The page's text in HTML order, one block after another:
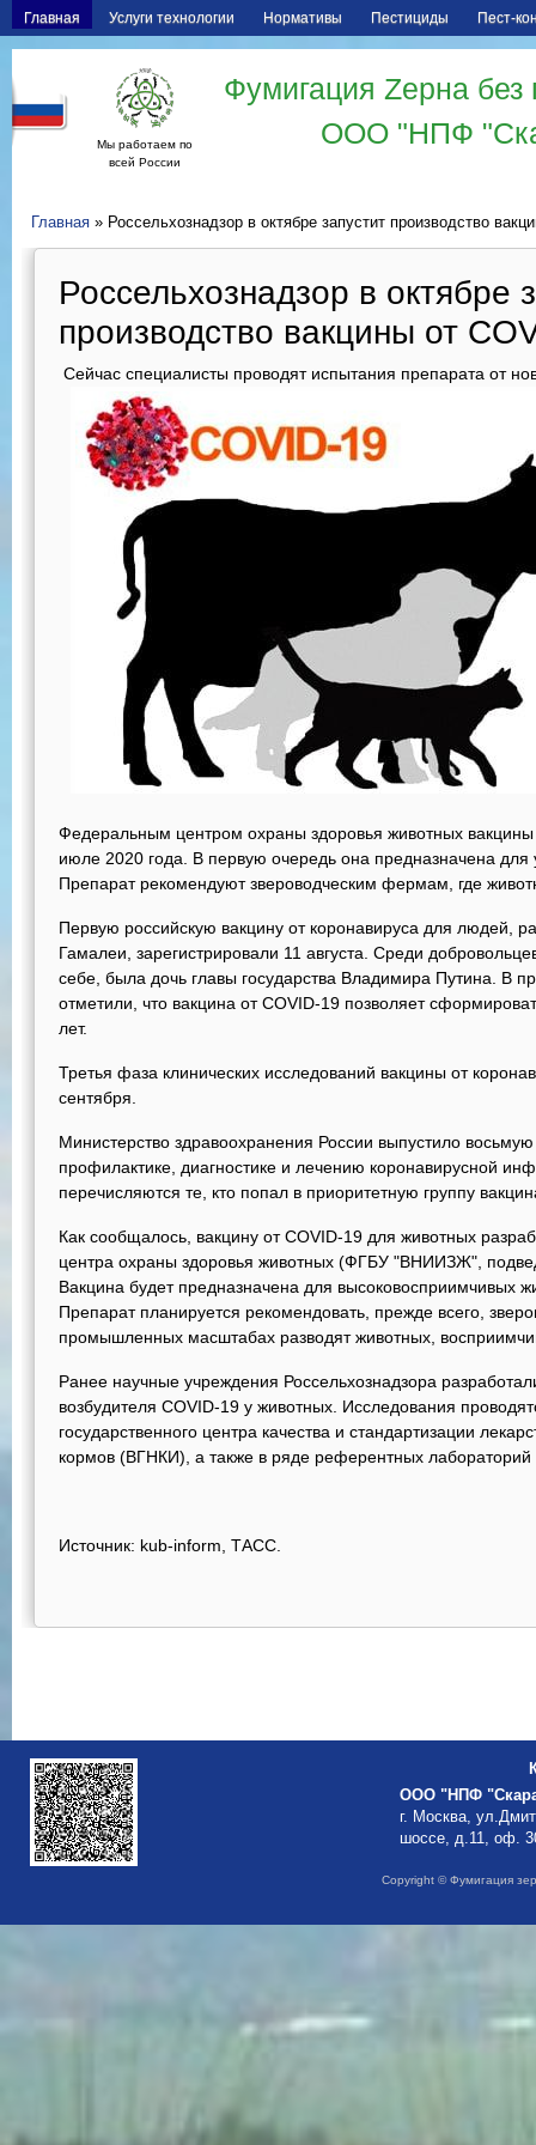
Главная Услуги технологии Нормативы Пестициды Пест-
Мы работаем по
всей России
Фумигация Zерна
ООО "НПФ
Главная » Россельхознадзор в октябре запустит производство
Россельхознадзор в октябре
производство вакцины от
Сейчас специалисты проводят испытания препарата от
Федеральным центром охраны здоровья животных вакцины
июле 2020 года. В первую очередь она предназначена для
Препарат рекомендуют звероводческим фермам, где
Первую российскую вакцину от коронавируса для людей,
Гамалеи, зарегистрировали 11 августа. Среди
себе, была дочь главы государства Владимира Путина. В
отметили, что вакцина от COVID-19 позволяет
лет.
Третья фаза клинических исследований вакцины от
сентября.
Министерство здравоохранения России выпустило
профилактике, диагностике и лечению коронавирусной
перечисляются те, кто попал в приоритетную группу
Как сообщалось, вакцину от COVID-19 для животных
центра охраны здоровья животных (ФГБУ "ВНИИЗЖ",
Вакцина будет предназначена для высоковосприимчивых
Препарат планируется рекомендовать, прежде всего,
промышленных масштабах разводят животных,
Ранее научные учреждения Россельхознадзора
возбудителя COVID-19 у животных. Исследования
государственного центра качества и стандартизации
кормов (ВГНКИ), а также в ряде референтных лабораторий
Источник: kub-inform, ТАСС.
ООО "НПФ
г. Москва,
шоссе, д.11, оф.
Copyright © Фумигация